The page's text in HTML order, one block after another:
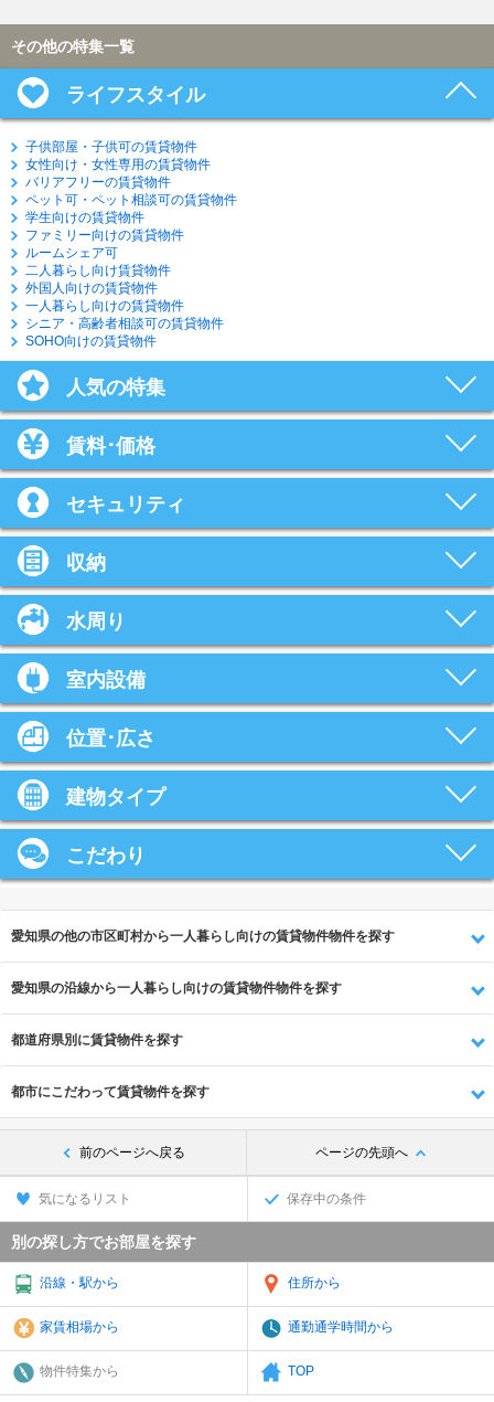
その他の特集一覧
ライフスタイル
子供部屋・子供可の賃貸物件
女性向け・女性専用の賃貸物件
バリアフリーの賃貸物件
ペット可・ペット相談可の賃貸物件
学生向けの賃貸物件
ファミリー向けの賃貸物件
ルームシェア可
二人暮らし向け賃貸物件
外国人向けの賃貸物件
一人暮らし向けの賃貸物件
シニア・高齢者相談可の賃貸物件
SOHO向けの賃貸物件
人気の特集
賃料･価格
セキュリティ
収納
水周り
室内設備
位置･広さ
建物タイプ
こだわり
愛知県の他の市区町村から一人暮らし向けの賃貸物件物件を探す
愛知県の沿線から一人暮らし向けの賃貸物件物件を探す
都道府県別に賃貸物件を探す
都市にこだわって賃貸物件を探す
前のページへ戻る ページの先頭へ
気になるリスト 保存中の条件
別の探し方でお部屋を探す
沿線・駅から 住所から
家賃相場から 通勤通学時間から
物件特集から TOP